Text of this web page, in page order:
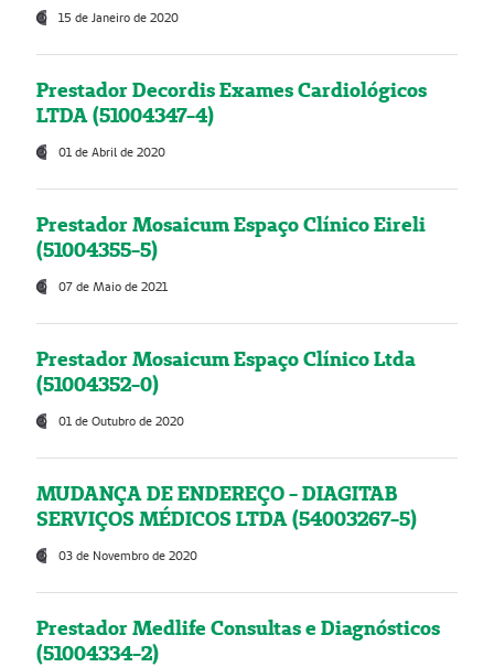
15 de Janeiro de 2020
Prestador Decordis Exames Cardiológicos
LTDA (51004347-4)
01 de Abril de 2020
Prestador Mosaicum Espaço Clínico Eireli
(51004355-5)
07 de Maio de 2021
Prestador Mosaicum Espaço Clínico Ltda
(51004352-0)
01 de Outubro de 2020
MUDANÇA DE ENDEREÇO - DIAGITAB
SERVIÇOS MÉDICOS LTDA (54003267-5)
03 de Novembro de 2020
Prestador Medlife Consultas e Diagnósticos
(51004334-2)